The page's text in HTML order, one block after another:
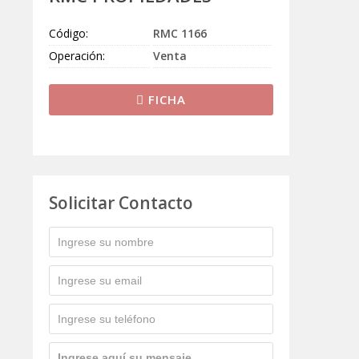
Código:
RMC 1166
Operación:
Venta
FICHA
Solicitar Contacto